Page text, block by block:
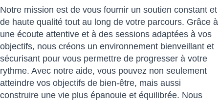
Notre mission est de vous fournir un soutien constant et
de haute qualité tout au long de votre parcours. Grâce à
une écoute attentive et à des sessions adaptées à vos
objectifs, nous créons un environnement bienveillant et
sécurisant pour vous permettre de progresser à votre
rythme. Avec notre aide, vous pouvez non seulement
atteindre vos objectifs de bien-être, mais aussi
construire une vie plus épanouie et équilibrée. Nous